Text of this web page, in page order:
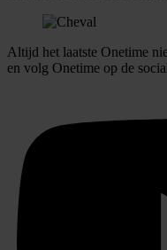
Altijd het laatste Onetime
en volg Onetime op de